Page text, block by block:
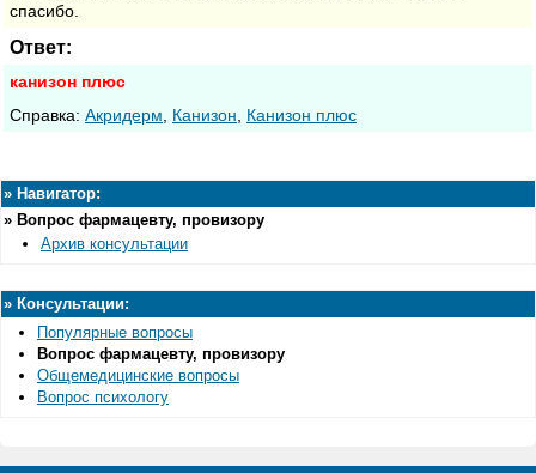
спасибо.
Ответ:
канизон плюс
Cправка: Акридерм Канизон Канизон плюс
» Навигатор:
» Вопрос фармацевту, провизору
Архив консультации
» Консультации:
Популярные вопросы
Вопрос фармацевту, провизору
Общемедицинские вопросы
Вопрос психологу